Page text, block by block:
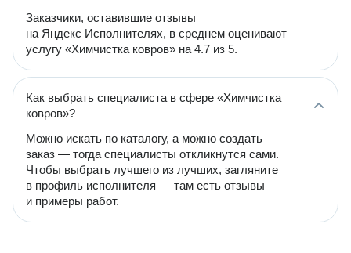
Заказчики, оставившие отзывы
на Яндекс Исполнителях, в среднем оценивают
услугу «Химчистка ковров» на 4.7 из 5.
Как выбрать специалиста в сфере «Химчистка
ковров»?
Можно искать по каталогу, а можно создать
заказ — тогда специалисты откликнутся сами.
Чтобы выбрать лучшего из лучших, загляните
в профиль исполнителя — там есть отзывы
и примеры работ.